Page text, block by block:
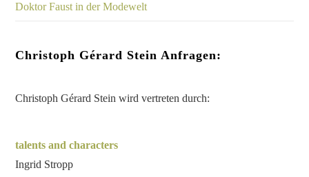
Doktor Faust in der Modewelt
Christoph Gérard Stein Anfragen:
Christoph Gérard Stein wird vertreten durch:
talents and characters
Ingrid Stropp